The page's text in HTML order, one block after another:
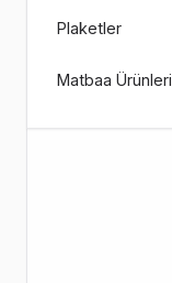
Plaketler
Matbaa Ürünleri